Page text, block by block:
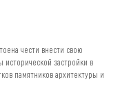
чести внести свою
застройки в
памятников архитектуры и